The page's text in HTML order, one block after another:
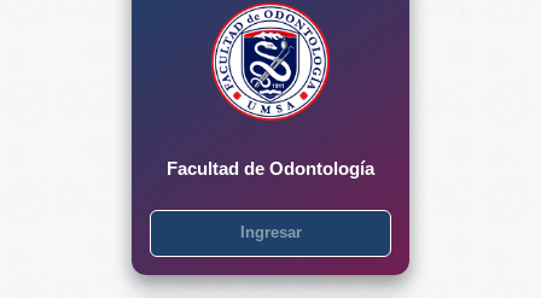
Facultad de Odontología
Ingresar